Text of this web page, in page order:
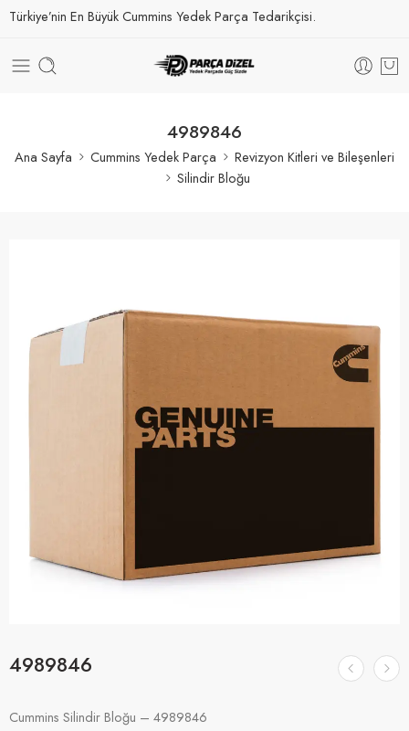
Türkiye’nin En Büyük Cummins Yedek Parça Tedarikçisi.
4989846
Ana Sayfa Cummins Yedek Parça
Revizyon Kitleri ve Bileşenleri
Silindir Bloğu
4989846
Cummins Silindir Bloğu – 4989846